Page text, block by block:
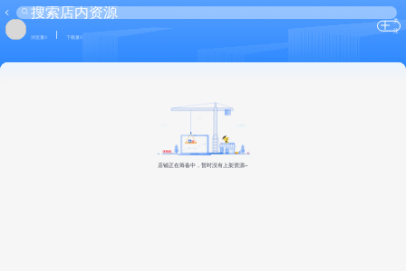
浏览量0 下载量0
关
注
店铺正在筹备中，暂时没有上架资源~